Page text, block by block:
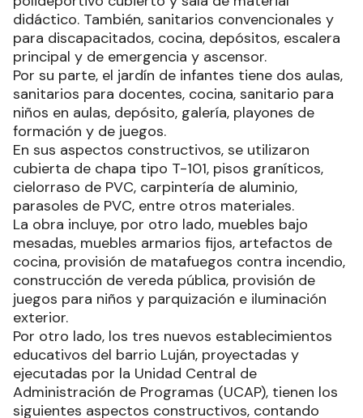
didáctico. También, sanitarios convencionales y
para discapacitados, cocina, depósitos, escalera
principal y de emergencia y ascensor.
Por su parte, el jardín de infantes tiene dos aulas,
sanitarios para docentes, cocina, sanitario para
niños en aulas, depósito, galería, playones de
formación y de juegos.
En sus aspectos constructivos, se utilizaron
cubierta de chapa tipo T-101, pisos graníticos,
cielorraso de PVC, carpintería de aluminio,
parasoles de PVC, entre otros materiales.
La obra incluye, por otro lado, muebles bajo
mesadas, muebles armarios fijos, artefactos de
cocina, provisión de matafuegos contra incendio,
construcción de vereda pública, provisión de
juegos para niños y parquización e iluminación
exterior.
Por otro lado, los tres nuevos establecimientos
educativos del barrio Luján, proyectadas y
ejecutadas por la Unidad Central de
Administración de Programas (UCAP), tienen los
siguientes aspectos constructivos, contando